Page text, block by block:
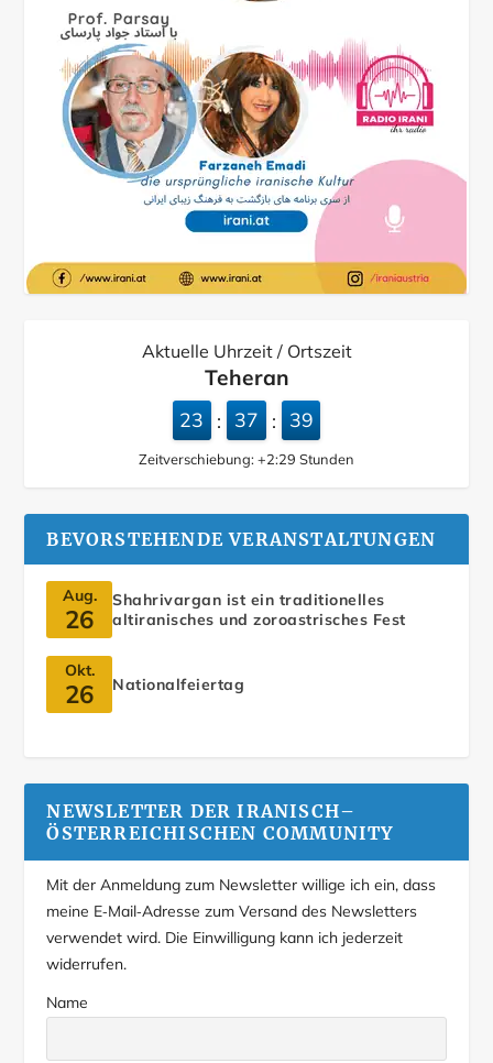
Aktuelle Uhrzeit / Ortszeit
Teheran
23 : 37 : 40
Zeitverschiebung:+2:29 Stunden
BEVORSTEHENDE VERANSTALTUNGEN
Aug.
26
Shahrivargan ist ein traditionelles
altiranisches und zoroastrisches Fest
Okt.
26 Nationalfeiertag
NEWSLETTER DER IRANISCH–
ÖSTERREICHISCHEN COMMUNITY
Mit der Anmeldung zum Newsletter willige ich ein, dass
meine E‑Mail‑Adresse zum Versand des Newsletters
verwendet wird. Die Einwilligung kann ich jederzeit
widerrufen.
Name